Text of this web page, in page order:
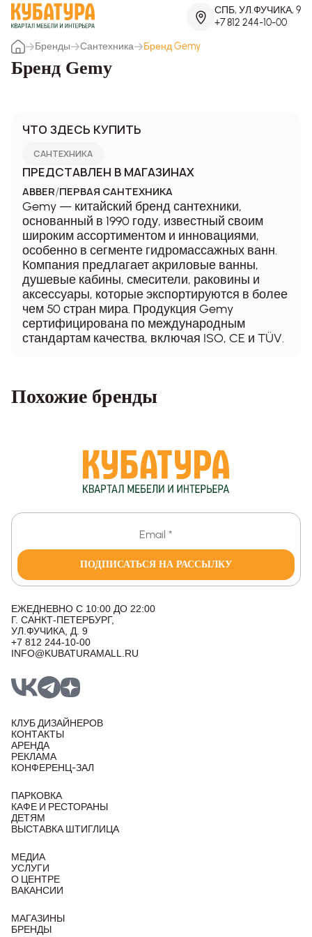
СПБ, УЛ.ФУЧИКА, 9
+7 812 244-10-00
Бренды
Сантехника Бренд Gemy
Бренд Gemy
ЧТО ЗДЕСЬ КУПИТЬ
САНТЕХНИКА
ПРЕДСТАВЛЕН В МАГАЗИНАХ
ABBER/ПЕРВАЯ САНТЕХНИКА
Gemy — китайский бренд сантехники,
основанный в 1990 году, известный своим
широким ассортиментом и инновациями,
особенно в сегменте гидромассажных ванн.
Компания предлагает акриловые ванны,
душевые кабины, смесители, раковины и
аксессуары, которые экспортируются в более
чем 50 стран мира. Продукция Gemy
сертифицирована по международным
стандартам качества, включая ISO, CE и TÜV.
Похожие бренды
ПОДПИСАТЬСЯ НА РАССЫЛКУ
ЕЖЕДНЕВНО С 10:00 ДО 22:00
Г. САНКТ-ПЕТЕРБУРГ,
УЛ.ФУЧИКА, Д. 9
+7 812 244-10-00
INFO@KUBATURAMALL.RU
КЛУБ ДИЗАЙНЕРОВ
КОНТАКТЫ
АРЕНДА
РЕКЛАМА
КОНФЕРЕНЦ-ЗАЛ
ПАРКОВКА
КАФЕ И РЕСТОРАНЫ
ДЕТЯМ
ВЫСТАВКА ШТИГЛИЦА
МЕДИА
УСЛУГИ
О ЦЕНТРЕ
ВАКАНСИИ
МАГАЗИНЫ
БРЕНДЫ